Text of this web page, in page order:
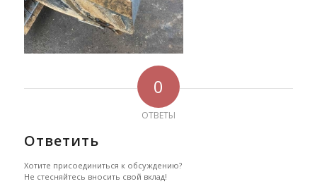
0
ОТВЕТЫ
Ответить
Хотите присоединиться к обсуждению?
Не стесняйтесь вносить свой вклад!